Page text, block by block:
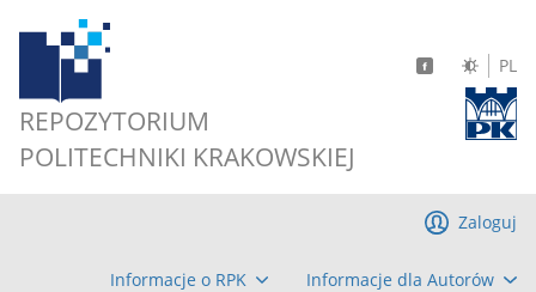
REPOZYTORIUM
POLITECHNIKI KRAKOWSKIEJ
PL
Informacje o RPK Informacje dla Autorów
Zaloguj